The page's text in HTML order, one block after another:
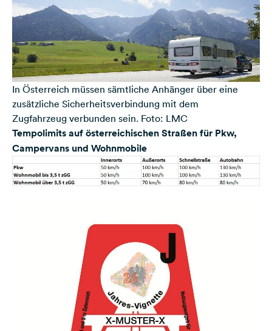
In Österreich müssen sämtliche Anhänger über eine
zusätzliche Sicherheitsverbindung mit dem
Zugfahrzeug verbunden sein. Foto: LMC
Tempolimits auf österreichischen Straßen für Pkw,
Campervans und Wohnmobile